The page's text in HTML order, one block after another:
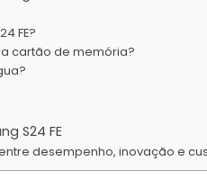
FE?
cartão de memória?
S24 FE
desempenho, inovação e